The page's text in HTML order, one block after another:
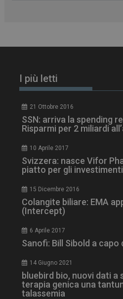
I più letti
21 Ottobre 2016
SSN: arriva la spending
Risparmi per 2 miliardi
10 Aprile 2017
Svizzera: nasce Vifor
piatto per gli investimenti
15 Dicembre 2016
Colangite biliare: EMA
(Intercept)
6 Aprile 2017
Sanofi: Bill Sibold a capo
14 Giugno 2021
bluebird bio, nuovi dati a
terapia genica una
talassemia
tracking-sites-
ARRAffinity